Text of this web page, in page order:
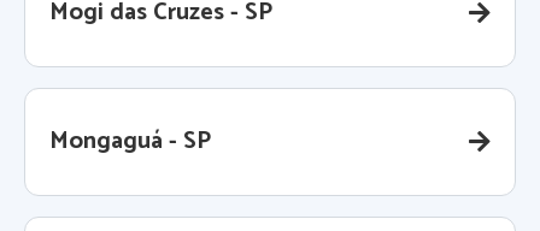
Mogi das Cruzes - SP
Mongaguá - SP